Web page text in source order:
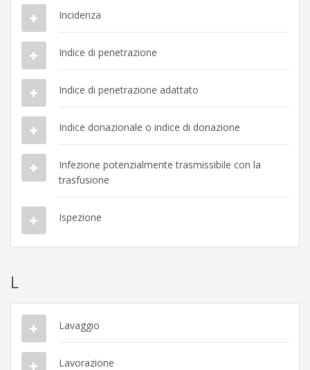
Incidenza
Indice di penetrazione
Indice di penetrazione adattato
Indice donazionale o indice di donazione
Infezione potenzialmente trasmissibile con la
trasfusione
Ispezione
L
Lavaggio
Lavorazione